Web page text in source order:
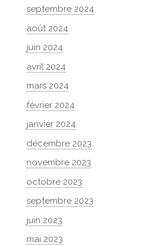
septembre 2024
août 2024
juin 2024
avril 2024
mars 2024
février 2024
janvier 2024
décembre 2023
novembre 2023
octobre 2023
septembre 2023
juin 2023
mai 2023